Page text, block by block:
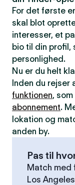
For det første
skal blot
interesser, et
bio til din profil,
personlighed.
Nu er du helt
Inden du
funktionen,
abonnement.
lokation og
anden by.
Pas til
Match med
Los